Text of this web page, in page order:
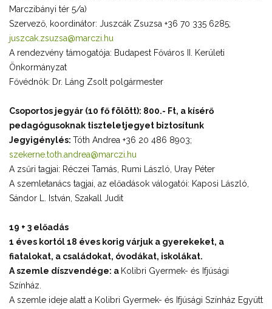
Marczibányi tér 5/a)
Szervező, koordinátor: Juszcák Zsuzsa +36 70 335 6285;
juszcak.zsuzsa@marczi.hu
A rendezvény támogatója: Budapest Főváros II. Kerületi
Önkormányzat
Fővédnök: Dr. Láng Zsolt polgármester
Csoportos jegyár (10 fő fölött): 800.- Ft, a kísérő
pedagógusoknak tiszteletjegyet biztosítunk
Jegyigénylés: Tóth Andrea +36 20 486 8903;
szekerne.toth.andrea@marczi.hu
A zsűri tagjai: Réczei Tamás, Rumi László, Uray Péter
A szemletanács tagjai, az előadások válogatói: Kaposi László,
Sándor L. István, Szakall Judit
19 + 3 előadás
1 éves kortól 18 éves korig várjuk a gyerekeket, a
fiatalokat, a családokat, óvodákat, iskolákat.
A szemle díszvendége: a Kolibri Gyermek- és Ifjúsági
Színház.
A szemle ideje alatt a Kolibri Gyermek- és Ifjúsági Színház Együtt